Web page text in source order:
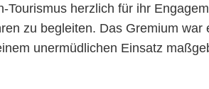
herzlich für ihr
zu begleiten. Das Gremium
unermüdlichen Einsatz